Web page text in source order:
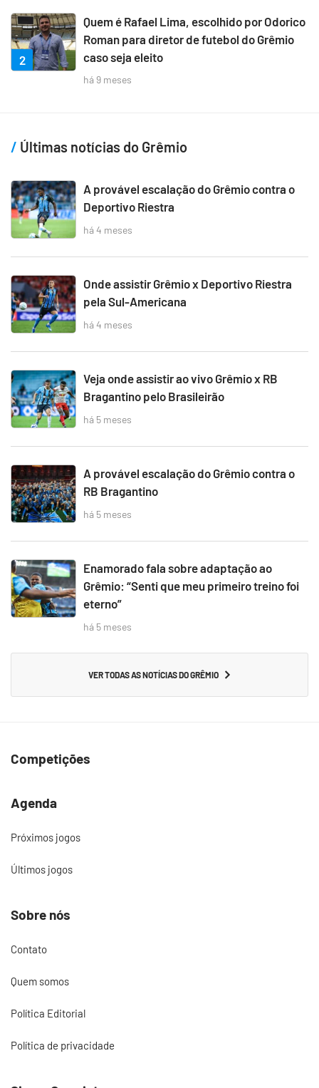
2
Quem é Rafael Lima, escolhido por Odorico
Roman para diretor de futebol do Grêmio
caso seja eleito
há 9 meses
Últimas notícias do Grêmio
A provável escalação do Grêmio contra o
Deportivo Riestra
há 4 meses
Onde assistir Grêmio x Deportivo Riestra
pela Sul-Americana
há 4 meses
Veja onde assistir ao vivo Grêmio x RB
Bragantino pelo Brasileirão
há 5 meses
A provável escalação do Grêmio contra o
RB Bragantino
há 5 meses
Enamorado fala sobre adaptação ao
Grêmio: “Senti que meu primeiro treino foi
eterno”
há 5 meses
VER TODAS AS NOTÍCIAS DO GRÊMIO
Competições
Agenda
Próximos jogos
Últimos jogos
Sobre nós
Contato
Quem somos
Política Editorial
Política de privacidade